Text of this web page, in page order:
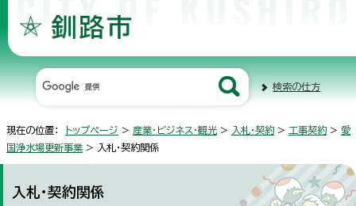
検索の仕方
現在の位置： トップページ > 産業・ビジネス・観光 > 入札・契約 > 工事契約 > 愛
国浄水場更新事業 > 入札・契約関係
入札・契約関係